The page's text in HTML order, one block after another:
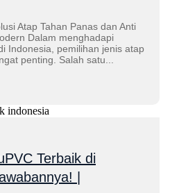
Atap Tahan Panas dan Anti
Dalam menghadapi
Indonesia, pemilihan jenis atap
penting. Salah satu...
Terbaik di
|